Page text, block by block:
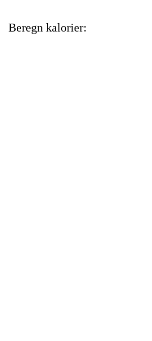
Beregn kalorier: